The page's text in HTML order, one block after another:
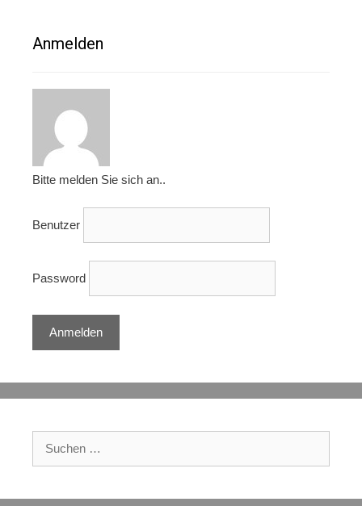
Anmelden
Bitte melden Sie sich an..
Benutzer
Password
nach: